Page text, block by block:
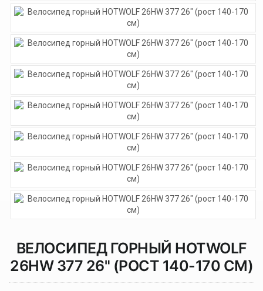
ВЕЛОСИПЕД ГОРНЫЙ HOTWOLF
26HW 377 26" (РОСТ 140-170 СМ)